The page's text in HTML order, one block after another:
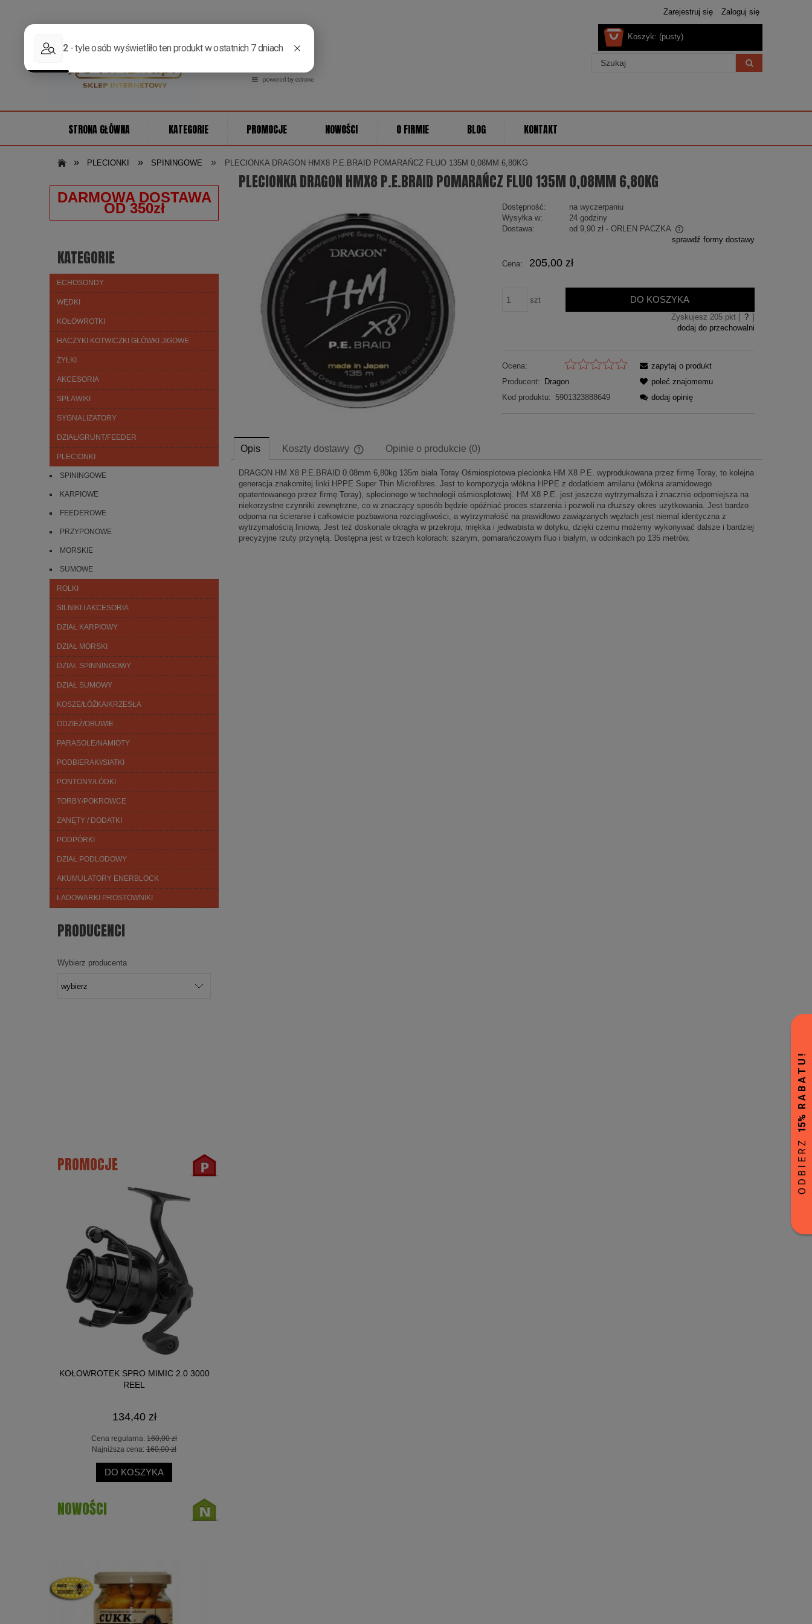
Zarejestruj się Zaloguj się
Koszyk: (pusty)
STRONA GŁÓWNA KATEGORIE PROMOCJE NOWOŚCI O FIRMIE BLOG KONTAKT
» PLECIONKI » SPININGOWE » PLECIONKA DRAGON HMX8 P.E.BRAID POMARAŃCZ FLUO 135M 0,08MM 6,80KG
DARMOWA DOSTAWA
OD 350zł
KATEGORIE
ECHOSONDY
WĘDKI
KOŁOWROTKI
HACZYKI KOTWICZKI GŁÓWKI JIGOWE
ŻYŁKI
AKCESORIA
SPŁAWIKI
SYGNALIZATORY
DZIAŁ/GRUNT/FEEDER
PLECIONKI
SPININGOWE
KARPIOWE
FEEDEROWE
PRZYPONOWE
MORSKIE
SUMOWE
ROLKI
SILNIKI I AKCESORIA
DZIAŁ KARPIOWY
DZIAŁ MORSKI
DZIAŁ SPINNINGOWY
DZIAŁ SUMOWY
KOSZE/ŁÓŻKA/KRZESŁA
ODZIEŻ/OBUWIE
PARASOLE/NAMIOTY
PODBIERAKI/SIATKI
PONTONY/ŁÓDKI
TORBY/POKROWCE
ZANĘTY / DODATKI
PODPÓRKI
DZIAŁ PODLODOWY
AKUMULATORY ENERBLOCK
ŁADOWARKI PROSTOWNIKI
PRODUCENCI
Wybierz producenta
PROMOCJE
KOŁOWROTEK SPRO MIMIC 2.0 3000
REEL
134,40 zł
Cena regularna: 160,00 zł
Najniższa cena: 160,00 zł
DO KOSZYKA
NOWOŚCI
PLECIONKA DRAGON HMX8 P.E.BRAID POMARAŃCZ FLUO 135M 0,08MM 6,80KG
Dostępność:
na wyczerpaniu
Wysyłka w:
24 godziny
Dostawa:
od 9,90 zł - ORLEN PACZKA
płatności
sprawdź formy dostawy
Cena: 205,00 zł
szt DO KOSZYKA
Zyskujesz 205pkt [ ? ]
dodaj do przechowalni
Ocena:
Producent:
Dragon
Kod produktu: 5901323888649
zapytaj o produkt
poleć znajomemu
dodaj opinię
Opis Koszty dostawy
Cena nie zawiera ewentualnych kosztów
płatności
Opinie o produkcie (0)
DRAGON HM X8 P.E.BRAID 0.08mm 6,80kg 135m biała Toray Ośmiosplotowa plecionka HM X8 P.E. wyprodukowana przez firmę Toray, to kolejna
generacja znakomitej linki HPPE Super Thin Microfibres. Jest to kompozycja włókna HPPE z dodatkiem amilanu (włókna aramidowego
opatentowanego przez firmę Toray), splecionego w technologii ośmiosplotowej. HM X8 P.E. jest jeszcze wytrzymalsza i znacznie odporniejsza na
niekorzystne czynniki zewnętrzne, co w znaczący sposób będzie opóźniać proces starzenia i pozwoli na dłuższy okres użytkowania. Jest bardzo
odporna na ścieranie i całkowicie pozbawiona rozciągliwości, a wytrzymałość na prawidłowo zawiązanych węzłach jest niemal identyczna z
wytrzymałością liniową. Jest też doskonale okrągła w przekroju, miękka i jedwabista w dotyku, dzięki czemu możemy wykonywać dalsze i bardziej
precyzyjne rzuty przynętą. Dostępna jest w trzech kolorach: szarym, pomarańczowym fluo i białym, w odcinkach po 135 metrów.